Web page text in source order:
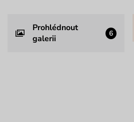
Prohlédnout
galerii
6